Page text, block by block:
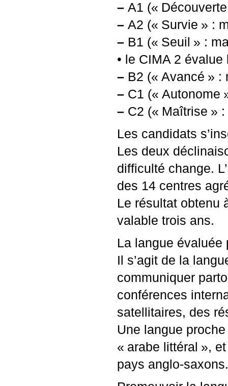
– A1 (« Découverte
– A2 (« Survie » :
– B1 (« Seuil » :
• le CIMA 2 évalue
– B2 (« Avancé » :
– C1 (« Autonome
– C2 (« Maîtrise »
Les candidats
Les deux
difficulté change.
des 14 centres
Le résultat obtenu
valable trois ans.
La langue
Il s’agit de la
communiquer
conférences
satellitaires, des
Une langue
« arabe littéral »,
pays anglo-saxons.